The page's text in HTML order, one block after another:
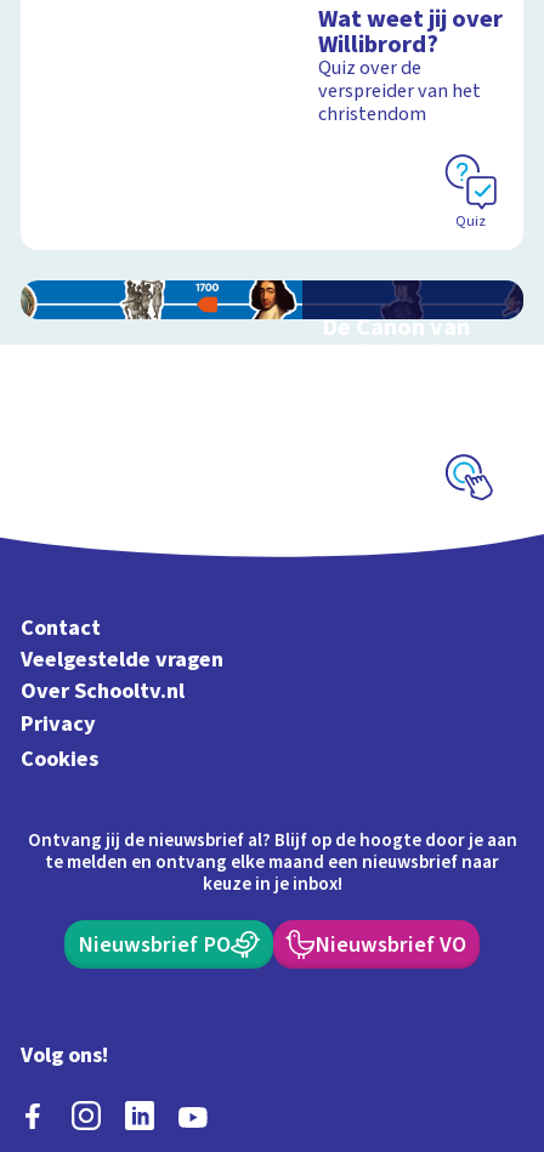
Wat weet jij over
Willibrord?
Quiz over de
verspreider van het
christendom
Quiz
De Canon van
Nederland
Contact
Veelgestelde vragen
Over Schooltv.nl
Privacy
Cookies
Ontvang jij de nieuwsbrief al? Blijf op de hoogte door je aan
te melden en ontvang elke maand een nieuwsbrief naar
keuze in je inbox!
Nieuwsbrief PO Nieuwsbrief VO
Volg ons!